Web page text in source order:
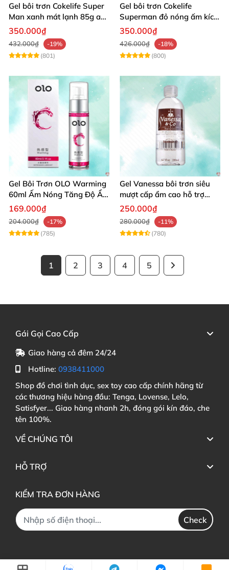
Gel bôi trơn Cokelife Super
Man xanh mát lạnh 85g an
toàn êm dịu
350.000₫
432.000₫
-19%
(801)
Gel bôi trơn Cokelife
Superman đỏ nóng ấm kích
thích hưng phấn
350.000₫
426.000₫
-18%
(800)
Gel Bôi Trơn OLO Warming
60ml Ấm Nóng Tăng Độ Ẩm
An Toàn
169.000₫
204.000₫
-17%
(785)
Gel Vanessa bôi trơn siêu
mượt cấp ẩm cao hỗ trợ
quan hệ ngọt ngào
250.000₫
280.000₫
-11%
(780)
1 2 3 4 5
Gái Gọi Cao Cấp
Giao hàng cả đêm 24/24
Hotline: 0938411000
Shop đồ chơi tình dục, sex toy cao cấp chính hãng từ
các thương hiệu hàng đầu: Tenga, Lovense, Lelo,
Satisfyer... Giao hàng nhanh 2h, đóng gói kín đáo, che
tên 100%.
VỀ CHÚNG TÔI
HỖ TRỢ
KIỂM TRA ĐƠN HÀNG
Check